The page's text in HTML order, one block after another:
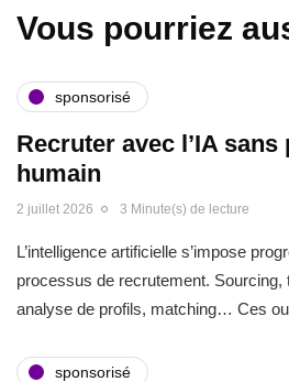
Vous pourriez
sponsorisé
Recruter avec l’IA
humain
2 juillet 2026 3 Minute(s) de lecture
L’intelligence artificielle s’impose
processus de recrutement. Sourcing,
analyse de profils, matching… Ces
sponsorisé